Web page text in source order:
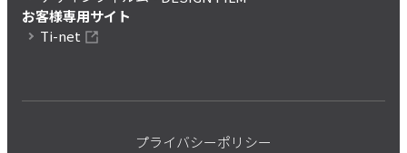
お客様専用サイト
Ti-net
プライバシーポリシー